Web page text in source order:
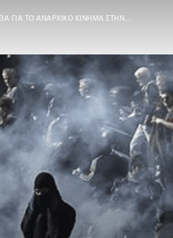
ΓΙΑ ΤΟ ΑΝΑΡΧΙΚΌ ΚΊΝΗΜΑ ΣΤΗΝ...